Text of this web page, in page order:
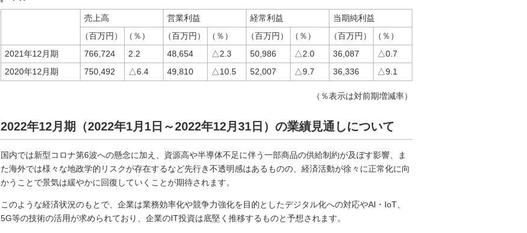
売上高 営業利益 経常利益
当期純利益
（百万円）
（％） （百万円） （％） （百万円） （％） （百万円）
（％）
2021年12月期
766,724 2.2 48,654 △2.3 50,986 △2.0 36,087
△0.7
2020年12月期
750,492 △6.4 49,810 △10.5 52,007 △9.7 36,336 △9.1
（％表示は対前期増減率）
2022年12月期（2022年1月1日～2022年12月31日）の業績見通しについて
国内では新型コロナ第6波への懸念に加え、資源高や半導体不足に伴う一部商品の供給制約が及ぼす影響、ま
た海外では様々な地政学的リスクが存在するなど先行き不透明感はあるものの、経済活動が徐々に正常化に向
かうことで景気は緩やかに回復していくことが期待されます。
このような経済状況のもとで、企業は業務効率化や競争力強化を目的としたデジタル化への対応やAI・IoT、
5G等の技術の活用が求められており、企業のIT投資は底堅く推移するものと予想されます。